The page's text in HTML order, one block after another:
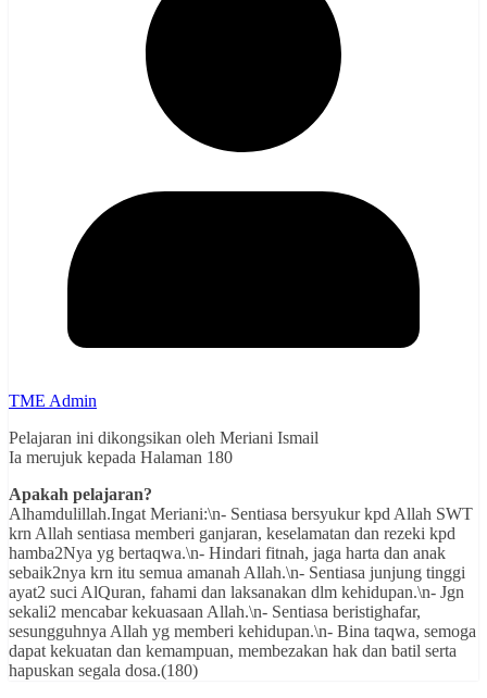
TME Admin
Pelajaran ini dikongsikan oleh Meriani Ismail
Ia merujuk kepada Halaman 180
Apakah pelajaran?
Alhamdulillah.Ingat Meriani:\n- Sentiasa bersyukur kpd Allah SWT
krn Allah sentiasa memberi ganjaran, keselamatan dan rezeki kpd
hamba2Nya yg bertaqwa.\n- Hindari fitnah, jaga harta dan anak
sebaik2nya krn itu semua amanah Allah.\n- Sentiasa junjung tinggi
ayat2 suci AlQuran, fahami dan laksanakan dlm kehidupan.\n- Jgn
sekali2 mencabar kekuasaan Allah.\n- Sentiasa beristighafar,
sesungguhnya Allah yg memberi kehidupan.\n- Bina taqwa, semoga
dapat kekuatan dan kemampuan, membezakan hak dan batil serta
hapuskan segala dosa.(180)